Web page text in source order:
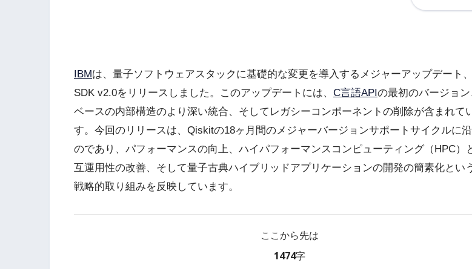
IBMは、量子ソフトウェアスタックに基礎的な変更を導入するメジャーアップデート
SDK v2.0をリリースしました。このアップデートには、 C言語API の最初のバージョ
ベースの内部構造のより深い統合、そしてレガシーコンポーネントの削除が含まれて
す。今回のリリースは、Qiskitの18ヶ月間のメジャーバージョンサポートサイクルに
のであり、パフォーマンスの向上、ハイパフォーマンスコンピューティング（HPC）
互運用性の改善、そして量子古典ハイブリッドアプリケーションの開発の簡素化とい
戦略的取り組みを反映しています。
ここから先は
1474字